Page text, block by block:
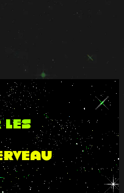
les